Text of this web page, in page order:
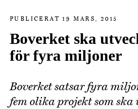
PUBLICERAT 19 MARS, 2015
Boverket ska
för fyra miljoner
Boverket satsar fyra
fem olika projekt som ska